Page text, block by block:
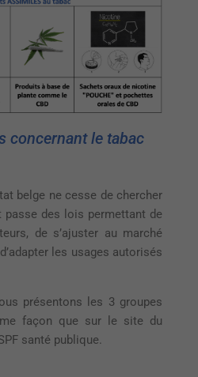
concernant le tabac
belge ne cesse de chercher
passe des lois permettant de
de s’ajuster au marché
les usages autorisés
présentons les 3 groupes
façon que sur le site du
santé publique.